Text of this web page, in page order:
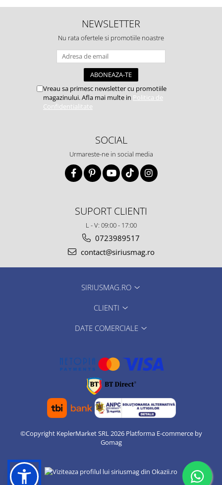
NEWSLETTER
Nu rata ofertele si promotiile noastre
Vreau sa primesc newsletter cu promotiile
magazinului. Afla mai multe in Politica de
Confidentialitate
SOCIAL
Urmareste-ne in social media
SUPORT CLIENTI
L - V: 09:00 - 17:00
0723989517
contact@siriusmag.ro
SIRIUSMAG.RO
CLIENTI
DATE COMERCIALE
©Copyright KeplerMarket SRL 2026 Platforma E-commerce by
Gomag